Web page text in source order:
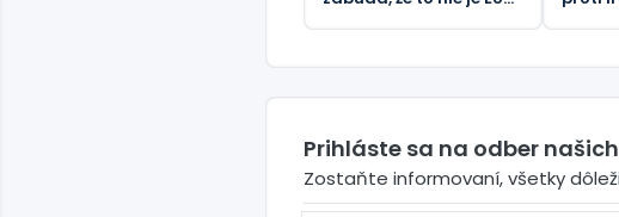
Prihláste sa na odber
Zostaňte informovaní, všetky